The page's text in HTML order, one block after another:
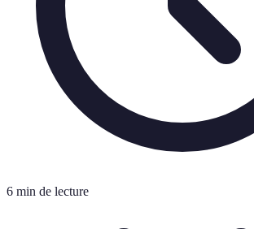
6 min de lecture